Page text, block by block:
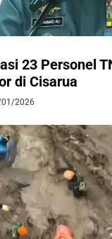
23 Personel
di Cisarua
2026